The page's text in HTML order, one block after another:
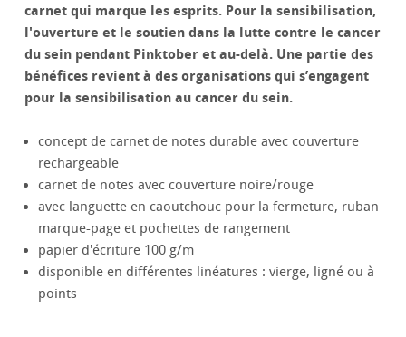
carnet qui marque les esprits. Pour la sensibilisation,
l'ouverture et le soutien dans la lutte contre le cancer
du sein pendant Pinktober et au-delà. Une partie des
bénéfices revient à des organisations qui s’engagent
pour la sensibilisation au cancer du sein.
concept de carnet de notes durable avec couverture
rechargeable
carnet de notes avec couverture noire/rouge
avec languette en caoutchouc pour la fermeture, ruban
marque-page et pochettes de rangement
papier d'écriture 100 g/m
disponible en différentes linéatures : vierge, ligné ou à
points